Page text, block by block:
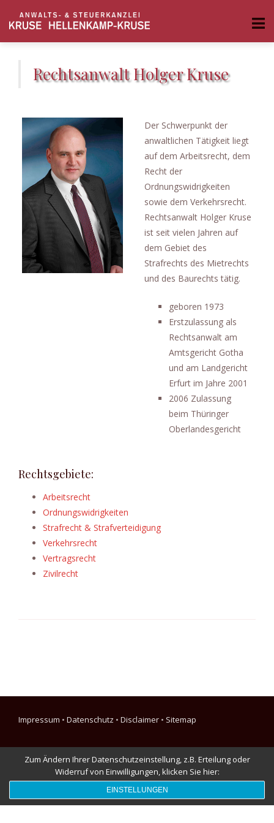
Rechtsanwalt Holger Kruse
Der Schwerpunkt der
anwaltlichen Tätigkeit liegt
auf dem Arbeitsrecht, dem
Recht der
Ordnungswidrigkeiten
sowie dem Verkehrsrecht.
Rechtsanwalt Holger Kruse
ist seit vielen Jahren auf
dem Gebiet des
Strafrechts des Mietrechts
und des Baurechts tätig.
geboren 1973
Erstzulassung als
Rechtsanwalt am
Amtsgericht Gotha
und am Landgericht
Erfurt im Jahre 2001
2006 Zulassung
beim Thüringer
Oberlandesgericht
Rechtsgebiete:
Arbeitsrecht
Ordnungswidrigkeiten
Strafrecht & Strafverteidigung
Verkehrsrecht
Vertragsrecht
Zivilrecht
Impressum • Datenschutz • Disclaimer • Sitemap
Zum Ändern Ihrer Datenschutzeinstellung, z.B. Erteilung oder
Widerruf von Einwilligungen, klicken Sie hier:
EINSTELLUNGEN